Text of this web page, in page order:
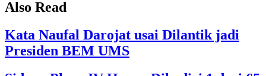
Also Read
Kata Naufal Darojat usai Dilantik jadi
Presiden BEM UMS